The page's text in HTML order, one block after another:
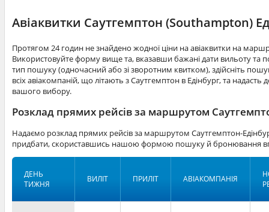
Авіаквитки Саутгемптон (Southampton)
Протягом 24 годин не знайдено жодної ціни на авіаквитки на
Використовуйте форму вище та, вказавши бажані дати вильоту та
тип пошуку (одночасний або зі зворотним квитком), здійсніть
всіх авіакомпаній, що літають з Саутгемптон в Едінбург, та надасть
вашого вибору.
Розклад прямих рейсів за маршрутом
Надаємо розклад прямих рейсів за маршрутом Саутгемптон-
придбати, скориставшись нашою формою пошуку й бронювання
ДЕНЬ
ТИЖНЯ
ВИЛІТ ПРИЛІТ АВІАКОМПАНІЯ